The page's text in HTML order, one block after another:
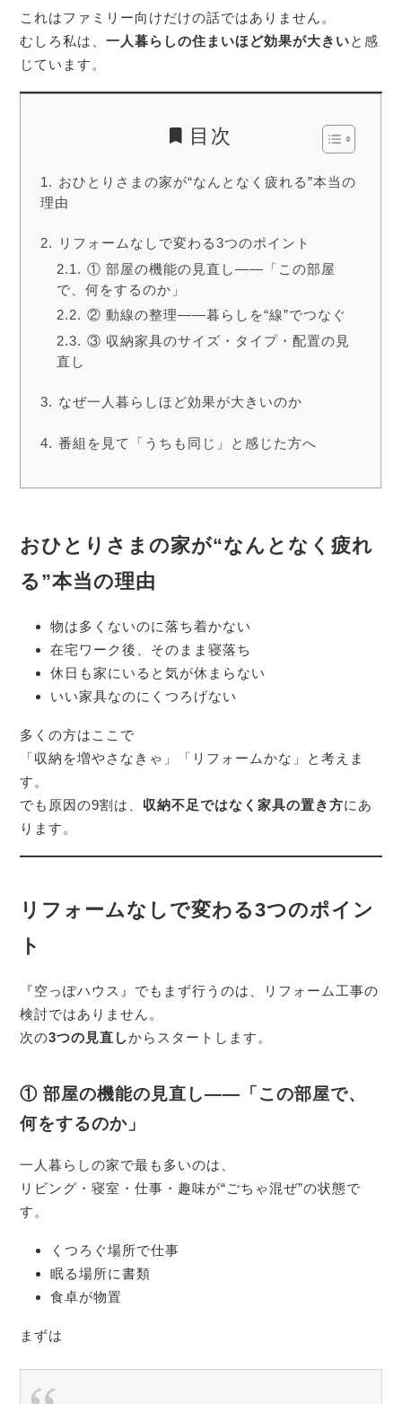
これはファミリー向けだけの話ではありません。
むしろ私は、一人暮らしの住まいほど効果が大きいと感
じています。
目次
おひとりさまの家が“なんとなく疲れる”本当の
理由
リフォームなしで変わる3つのポイント
① 部屋の機能の見直し――「この部屋
で、何をするのか」
② 動線の整理――暮らしを“線”でつなぐ
③ 収納家具のサイズ・タイプ・配置の見
直し
なぜ一人暮らしほど効果が大きいのか
番組を見て「うちも同じ」と感じた方へ
おひとりさまの家が“なんとなく疲れ
る”本当の理由
物は多くないのに落ち着かない
在宅ワーク後、そのまま寝落ち
休日も家にいると気が休まらない
いい家具なのにくつろげない
多くの方はここで
「収納を増やさなきゃ」「リフォームかな」と考えま
す。
でも原因の9割は、 収納不足ではなく家具の置き方にあ
ります。
リフォームなしで変わる3つのポイン
ト
『空っぽハウス』でもまず行うのは、リフォーム工事の
検討ではありません。
次の3つの見直しからスタートします。
① 部屋の機能の見直し――「この部屋で、
何をするのか」
一人暮らしの家で最も多いのは、
リビング・寝室・仕事・趣味が“ごちゃ混ぜ”の状態で
す。
くつろぐ場所で仕事
眠る場所に書類
食卓が物置
まずは